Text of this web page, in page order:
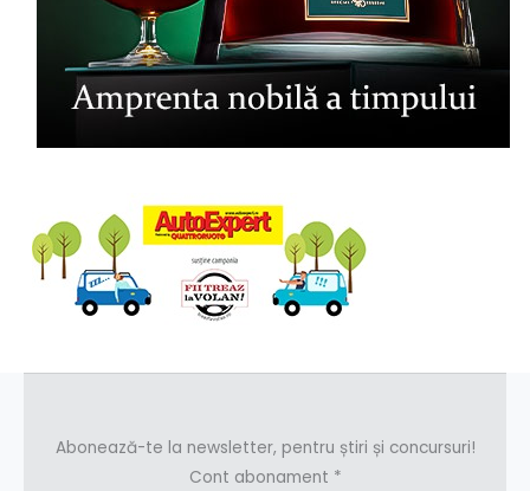
Abonează-te la newsletter, pentru știri și concursuri!
Cont abonament *